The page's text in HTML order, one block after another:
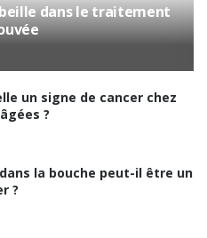
dans le traitement
un signe de cancer chez
?
la bouche peut-il être un
?